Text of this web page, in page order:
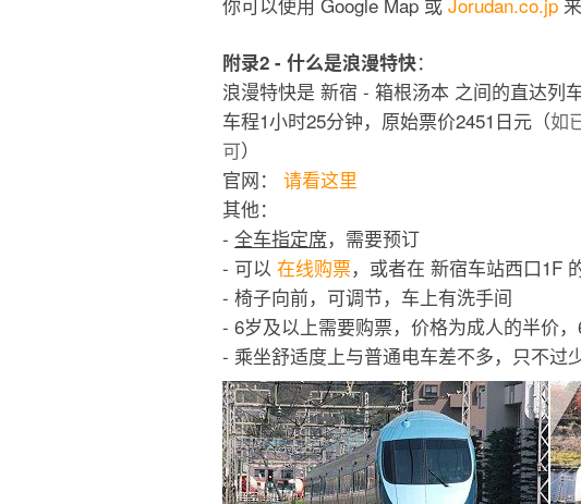
附录2 - 什么是浪漫特快：
浪漫特快是 新宿 - 箱根汤本 之间的直达列
车程1小时25分钟，原始票价2451日元（如
可）
官网： 请看这里
其他：
- 全车指定席，需要预订
- 可以 在线购票，或者在 新宿车站西口1F
- 椅子向前，可调节，车上有洗手间
- 6岁及以上需要购票，价格为成人的半价
- 乘坐舒适度上与普通电车差不多，只不过